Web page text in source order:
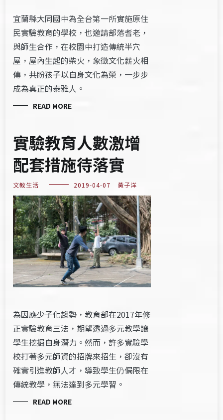
宜蘭縣大同國中為全台第一所實施原住
民實驗教育的學校，也邀請部落耆老，
與師生合作，在校園中打造傳統半穴
屋，屋內生起的柴火，象徵文化薪火相
傳，共盼孩子以自身文化為榮，一步步
成為真正的泰雅人。
READ MORE
實驗教育人數激增
配套措施待落實
文教生活 2019-04-07 黃子洋
為因應少子化趨勢，教育部在2017年修
正實驗教育三法，期望透過多元教學讓
學生挖掘自身潛力。然而，許多實驗學
校打著多元師資的招牌來招生，卻沒有
確實引進教師人才，導致學生仍侷限在
傳統教學，無法達到多元學習。
READ MORE